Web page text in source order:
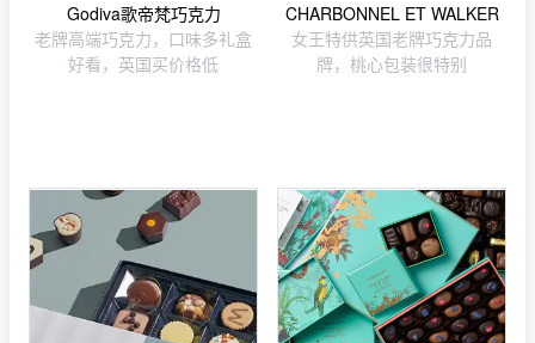
Godiva歌帝梵巧克力
老牌高端巧克力，口味多礼盒
好看，英国买价格低
CHARBONNEL ET WALKER
女王特供英国老牌巧克力品
牌，桃心包装很特别